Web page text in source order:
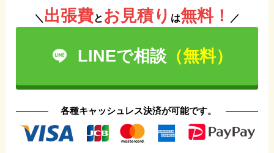
＼ 出張費と お見積り は無料！ ／
LINEで相談（無料）
各種キャッシュレス決済が可能です。